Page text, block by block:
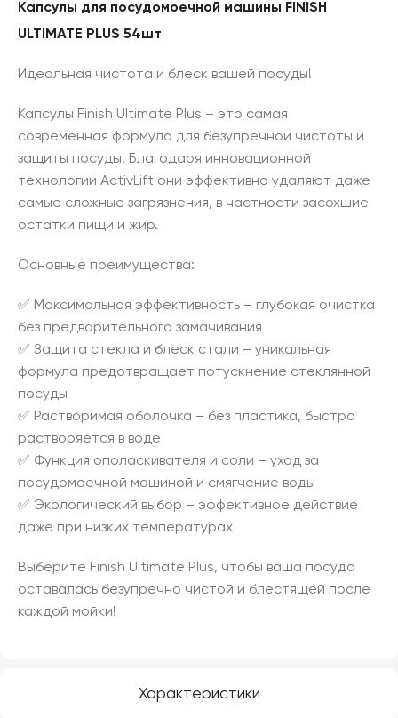
Характеристики
Капсулы для посудомоечной машины FINISH
ULTIMATE PLUS 54шт
Идеальная чистота и блеск вашей посуды!
Капсулы Finish Ultimate Plus – это самая
современная формула для безупречной чистоты и
защиты посуды. Благодаря инновационной
технологии ActivLift они эффективно удаляют даже
самые сложные загрязнения, в частности засохшие
остатки пищи и жир.
Основные преимущества:
✅ Максимальная эффективность – глубокая очистка
без предварительного замачивания
✅ Защита стекла и блеск стали – уникальная
формула предотвращает потускнение стеклянной
посуды
✅ Растворимая оболочка – без пластика, быстро
растворяется в воде
✅ Функция ополаскивателя и соли – уход за
посудомоечной машиной и смягчение воды
✅ Экологический выбор – эффективное действие
даже при низких температурах
Выберите Finish Ultimate Plus, чтобы ваша посуда
оставалась безупречно чистой и блестящей после
каждой мойки!